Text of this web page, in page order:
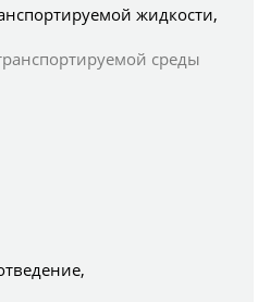
жидкости,
среды